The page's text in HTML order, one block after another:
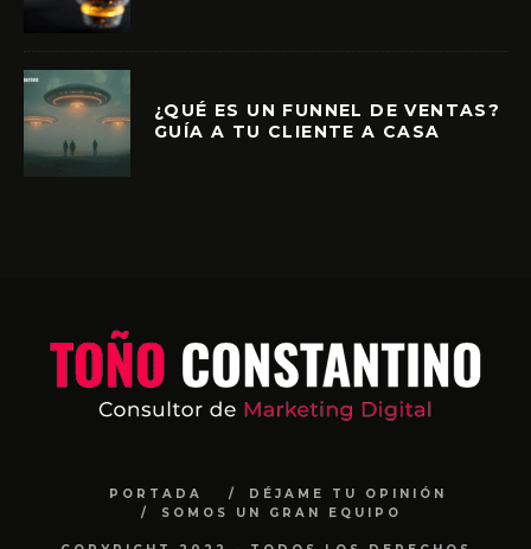
¿QUÉ ES UN FUNNEL DE VENTAS?
GUÍA A TU CLIENTE A CASA
PORTADA
DÉJAME TU OPINIÓN
SOMOS UN GRAN EQUIPO